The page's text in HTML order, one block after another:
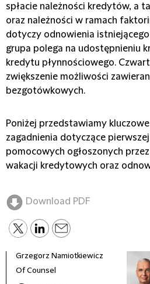
spłacie należności kredytów, a
oraz należności w ramach
dotyczy odnowienia
grupa polega na udostępnieniu
kredytu płynnościowego.
zwiększenie możliwości
bezgotówkowych.
Poniżej przedstawiamy
zagadnienia dotyczące
pomocowych ogłoszonych
wakacji kredytowych oraz
Download PDF
Grzegorz Namiotkiewicz
Of Counsel